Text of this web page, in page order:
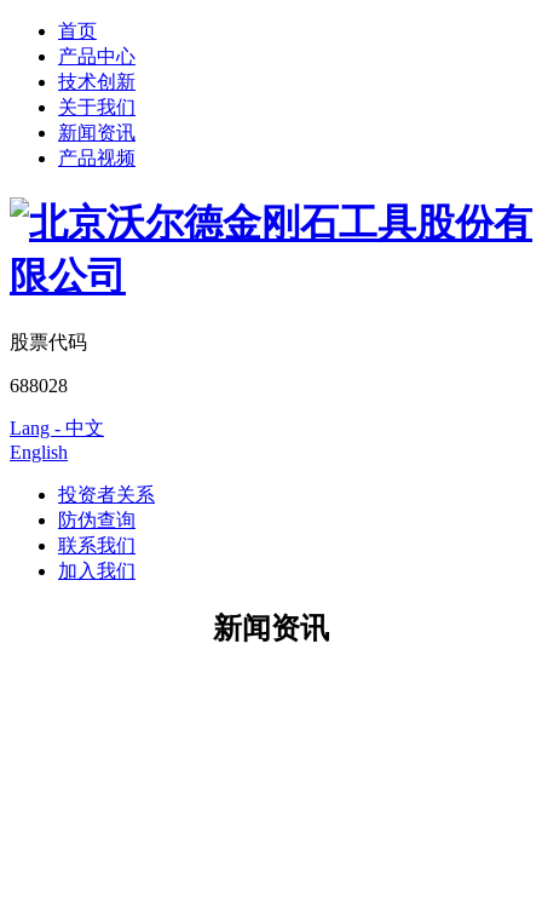
首页
产品中心
技术创新
关于我们
新闻资讯
产品视频
股票代码
688028
Lang - 中文
English
投资者关系
防伪查询
联系我们
加入我们
新闻资讯